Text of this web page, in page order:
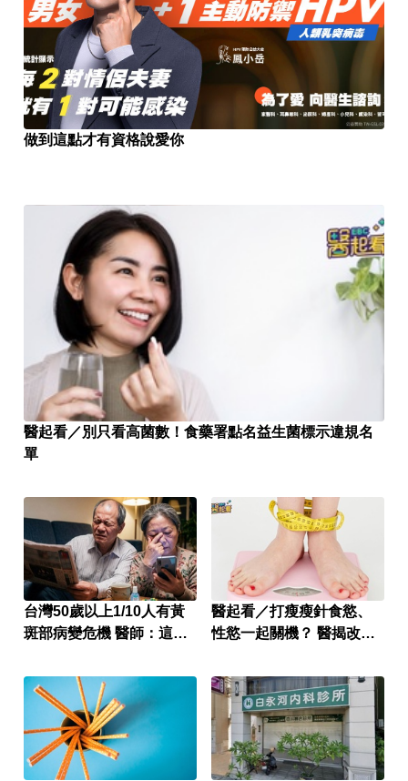
做到這點才有資格說愛你
醫起看／別只看高菌數！食藥署點名益生菌標示違規名
單
台灣50歲以上1/10人有黃
斑部病變危機 醫師：這成
醫起看／打瘦瘦針食慾、
性慾一起關機？ 醫揭改善